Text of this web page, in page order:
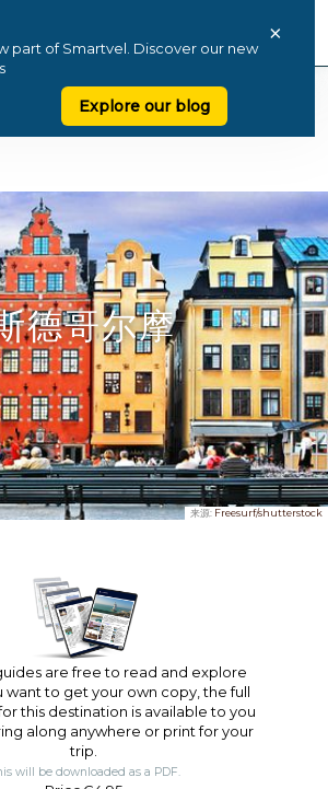
part of Smartvel. Discover our new
Explore our blog
×
德哥尔摩
来源: Freesurf/shutterstock
are free to read and explore
want to get your own copy, the full
this destination is available to you
along anywhere or print for your
trip.​
will be downloaded as a PDF.